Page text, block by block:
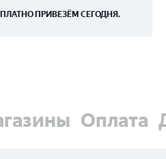
ПРИВЕЗЁМ СЕГОДНЯ.
Оплата